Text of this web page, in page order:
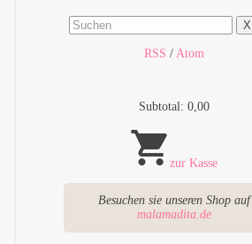
X
RSS /Atom
Subtotal: 0,00
zur Kasse
Besuchen sie unseren Shop auf
malamadita.de